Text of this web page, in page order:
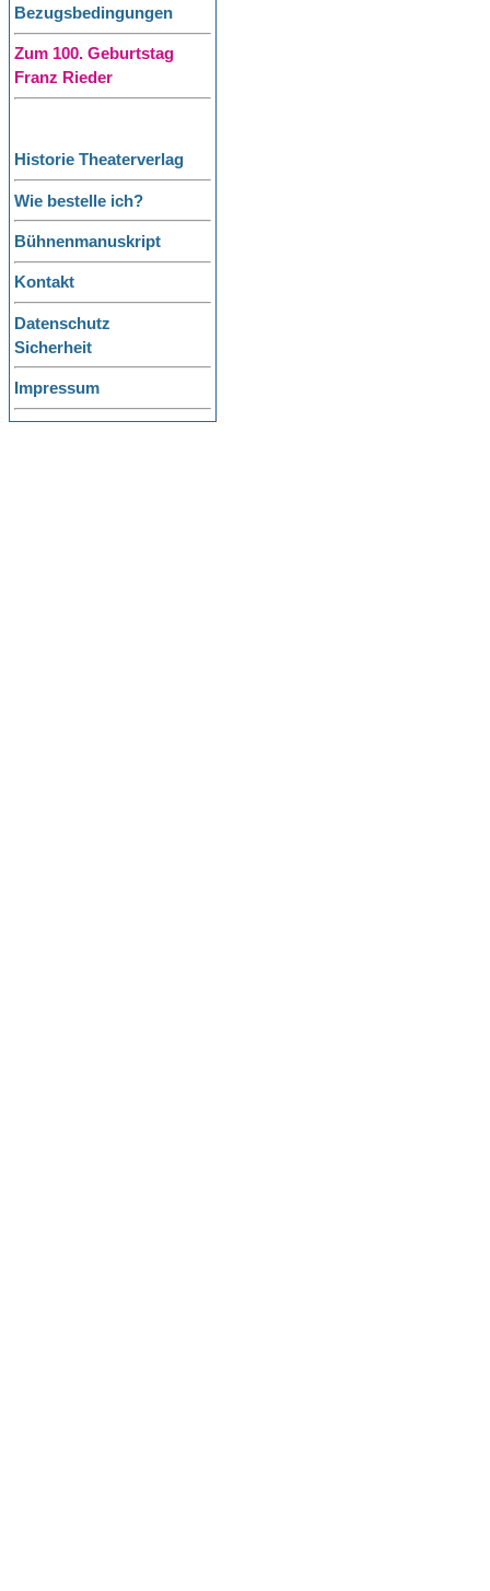
Bezugsbedingungen
Zum 100. Geburtstag
Franz Rieder
Historie Theaterverlag
Wie bestelle ich?
Bühnenmanuskript
Kontakt
Datenschutz
Sicherheit
Impressum